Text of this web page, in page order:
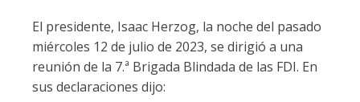
El presidente, Isaac Herzog, la noche del pasado
miércoles 12 de julio de 2023, se dirigió a una
reunión de la 7.ª Brigada Blindada de las FDI. En
sus declaraciones dijo: